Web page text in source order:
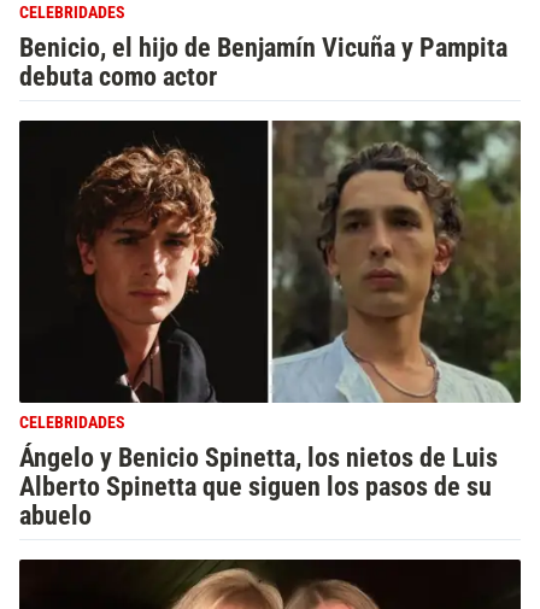
CELEBRIDADES
Benicio, el hijo de Benjamín Vicuña y Pampita
debuta como actor
CELEBRIDADES
Ángelo y Benicio Spinetta, los nietos de Luis
Alberto Spinetta que siguen los pasos de su
abuelo